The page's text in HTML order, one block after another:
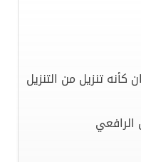
كأنه تنزيل من التنزيل